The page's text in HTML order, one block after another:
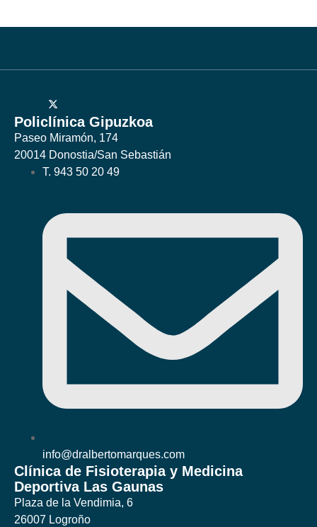
Policlínica Gipuzkoa
Paseo Miramón, 174
20014 Donostia/San Sebastián
T. 943 50 20 49
info@dralbertomarques.com
Clínica de Fisioterapia y Medicina
Deportiva Las Gaunas
Plaza de la Vendimia, 6
26007 Logroño